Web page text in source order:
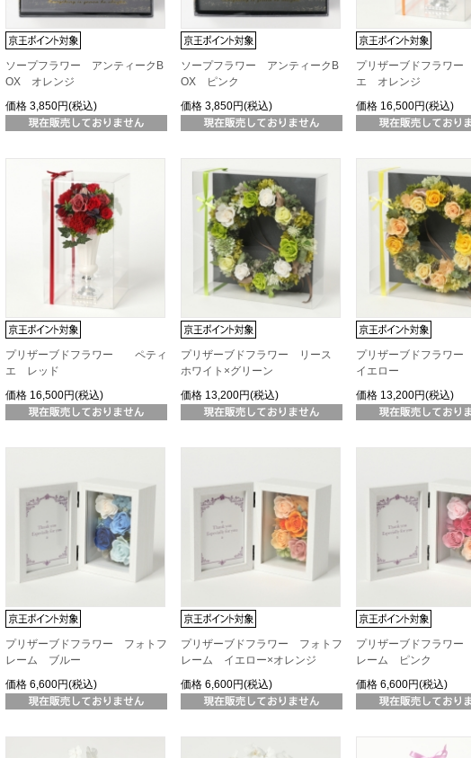
ソープフラワー アンティークB
OX オレンジ
価格 3,850円(税込)
ソープフラワー アンティークB
OX ピンク
価格 3,850円(税込)
プリザーブドフラワ
エ オレンジ
価格 16,500円(税込)
プリザーブドフラワー ペティ
エ レッド
価格 16,500円(税込)
プリザーブドフラワー リース
ホワイト×グリーン
価格 13,200円(税込)
プリザーブドフラワ
イエロー
価格 13,200円(税込)
プリザーブドフラワー フォトフ
レーム ブルー
価格 6,600円(税込)
プリザーブドフラワー フォトフ
レーム イエロー×オレンジ
価格 6,600円(税込)
プリザーブドフラワ
レーム ピンク
価格 6,600円(税込)